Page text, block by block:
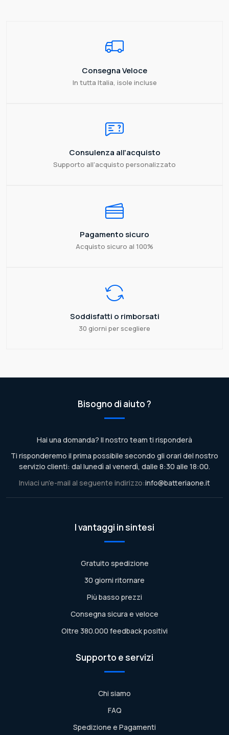
Consegna Veloce
In tutta Italia, isole incluse
Consulenza all'acquisto
Supporto all'acquisto personalizzato
Pagamento sicuro
Acquisto sicuro al 100%
Soddisfatti o rimborsati
30 giorni per scegliere
Bisogno di aiuto ?
Hai una domanda? Il nostro team ti risponderà
Ti risponderemo il prima possibile secondo gli orari del nostro
servizio clienti: dal lunedì al venerdì, dalle 8:30 alle 18:00.
Inviaci un'e-mail al seguente indirizzo:info@batteriaone.it
I vantaggi in sintesi
Gratuito spedizione
30 giorni ritornare
Più basso prezzi
Consegna sicura e veloce
Oltre 380.000 feedback positivi
Supporto e servizi
Chi siamo
FAQ
Spedizione e Pagamenti